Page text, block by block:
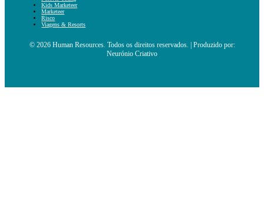
Kids Marketeer
Marketeer
Risco
Viagens & Resorts
© 2026 Human Resources. Todos os direitos reservados. | Produzido por:
Neurónio Criativo